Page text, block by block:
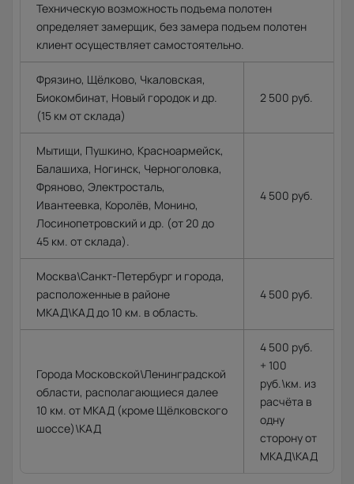
Техническую возможность подъема полотен
определяет замерщик, без замера подъем полотен
клиент осуществляет самостоятельно.
Фрязино, Щёлково, Чкаловская,
Биокомбинат, Новый городок и др.
(15 км от склада)
2 500 руб.
Мытищи, Пушкино, Красноармейск,
Балашиха, Ногинск, Черноголовка,
Фряново, Электросталь,
Ивантеевка, Королёв, Монино,
Лосинопетровский и др. (от 20 до
45 км. от склада).
4 500 руб.
Москва\Санкт-Петербург и города,
расположенные в районе
МКАД\КАД до 10 км. в область.
4 500 руб.
Города Московской\Ленинградской
области, располагающиеся далее
10 км. от МКАД (кроме Щёлковского
шоссе)\КАД
4 500 руб.
+ 100
руб.\км. из
расчёта в
одну
сторону от
МКАД\КАД